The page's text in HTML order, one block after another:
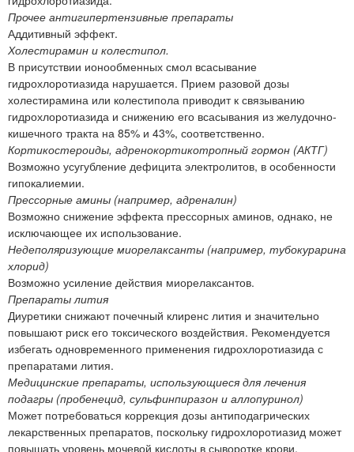
Прочее антигипертензивные препараты
Аддитивный эффект.
Холестирамин и колестипол.
В присутствии ионообменных смол всасывание
гидрохлоротиазида нарушается. Прием разовой дозы
холестирамина или колестипола приводит к связыванию
гидрохлоротиазида и снижению его всасывания из желудочно-
кишечного тракта на 85% и 43%, соответственно.
Кортикостероиды, адренокортикотропный гормон (АКТГ)
Возможно усугубление дефицита электролитов, в особенности
гипокалиемии.
Прессорные амины (например, адреналин)
Возможно снижение эффекта прессорных аминов, однако, не
исключающее их использование.
Недеполяризующие миорелаксанты (например, тубокурарина
хлорид)
Возможно усиление действия миорелаксантов.
Препараты лития
Диуретики снижают почечный клиренс лития и значительно
повышают риск его токсического воздействия. Рекомендуется
избегать одновременного применения гидрохлоротиазида с
препаратами лития.
Медицинские препараты, использующиеся для лечения
подагры (пробенецид, сульфинпиразон и аллопуринол)
Может потребоваться коррекция дозы антиподагрических
лекарственных препаратов, поскольку гидрохлоротиазид может
повышать уровень мочевой кислоты в сыворотке крови.